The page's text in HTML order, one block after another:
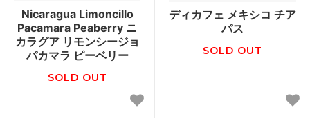
Nicaragua Limoncillo
Pacamara Peaberry ニ
カラグア リモンシージョ
パカマラ ピーベリー
SOLD OUT
ディカフェ メキシコ チア
パス
SOLD OUT